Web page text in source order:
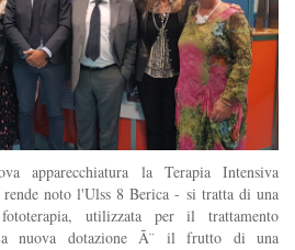
apparecchiatura la Terapia Intensiva
noto l'Ulss 8 Berica - si tratta di una
utilizzata per il trattamento
nuova dotazione Ã¨ il frutto di una